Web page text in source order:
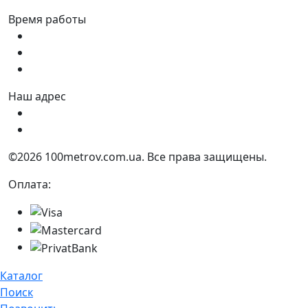
Время работы
Наш адрес
©2026 100metrov.com.ua. Все права защищены.
Оплата:
Каталог
Поиск